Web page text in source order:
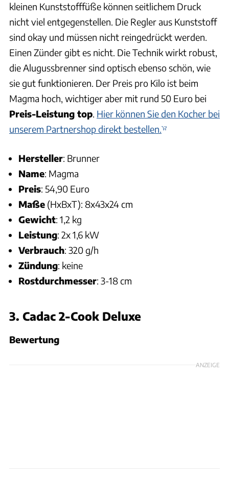
kleinen Kunststofffüße können seitlichem Druck
nicht viel entgegenstellen. Die Regler aus Kunststoff
sind okay und müssen nicht reingedrückt werden.
Einen Zünder gibt es nicht. Die Technik wirkt robust,
die Alugussbrenner sind optisch ebenso schön, wie
sie gut funktionieren. Der Preis pro Kilo ist beim
Magma hoch, wichtiger aber mit rund 50 Euro bei
Preis-Leistung top. Hier können Sie den Kocher bei
unserem Partnershop direkt bestellen.
Hersteller: Brunner
Name: Magma
Preis: 54,90 Euro
Maße (HxBxT): 8x43x24 cm
Gewicht: 1,2 kg
Leistung: 2x 1,6 kW
Verbrauch: 320 g/h
Zündung: keine
Rostdurchmesser: 3-18 cm
3. Cadac 2-Cook Deluxe
Bewertung
ANZEIGE